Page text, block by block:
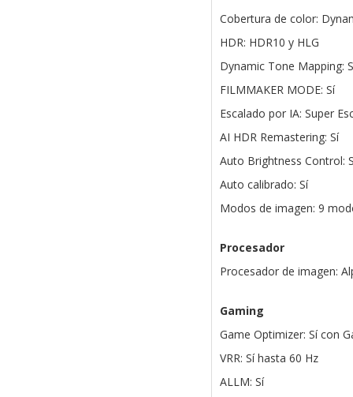
Cobertura de color:
HDR: HDR10 y HLG
Dynamic Tone Mapping:
FILMMAKER MODE: Sí
Escalado por IA: Super
AI HDR Remastering: Sí
Auto Brightness Control:
Auto calibrado: Sí
Modos de imagen: 9
Procesador
Procesador de imagen:
Gaming
Game Optimizer: Sí con
VRR: Sí hasta 60 Hz
ALLM: Sí